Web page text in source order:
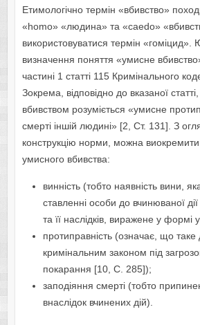
Етимологічно термін «вбивство»
«homo» «людина» та «caedo»
використовуватися термін «гоміцид».
визначення поняття «умисне
частині 1 статті 115 Кримінального
Зокрема, відповідно до вказаної
вбивством розуміється «умисне
смерті іншій людині» [2, Ст. 131]. З
конструкцію норми, можна виокремити
умисного вбивства:
винність (тобто наявність вини,
ставленні особи до вчинюваної дії
та її наслідків, виражене у формі
протиправність (означає, що
кримінальним законом під
покарання [10, С. 285]);
заподіяння смерті (тобто
внаслідок вчинених дій).